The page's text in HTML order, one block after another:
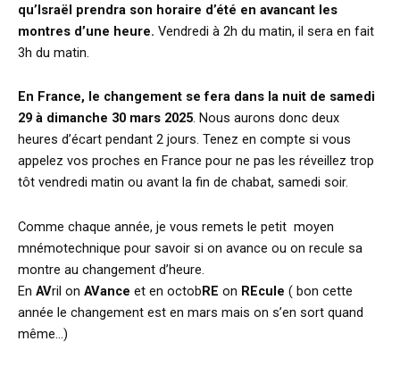
qu’Israël prendra son horaire d’été en avancant les
montres d’une heure. Vendredi à 2h du matin, il sera en fait
3h du matin.
En France, le changement se fera dans la nuit de samedi
29 à dimanche 30 mars 2025. Nous aurons donc deux
heures d’écart pendant 2 jours. Tenez en compte si vous
appelez vos proches en France pour ne pas les réveillez trop
tôt vendredi matin ou avant la fin de chabat, samedi soir.
Comme chaque année, je vous remets le petit moyen
mnémotechnique pour savoir si on avance ou on recule sa
montre au changement d’heure.
En AVril on AVance et en octobRE on REcule ( bon cette
année le changement est en mars mais on s’en sort quand
même…)